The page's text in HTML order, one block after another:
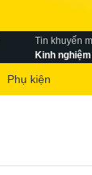
Tin khuyến
Kinh
Phụ kiện